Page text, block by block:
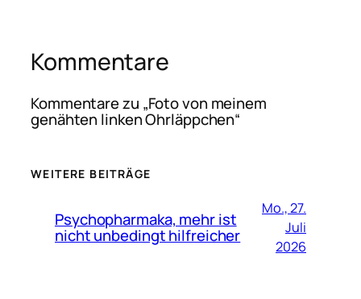
Kommentare
Kommentare zu „Foto von meinem
genähten linken Ohrläppchen“
WEITERE BEITRÄGE
Psychopharmaka, mehr ist
nicht unbedingt hilfreicher
Mo., 27.
Juli
2026